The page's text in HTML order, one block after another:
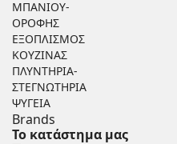
ΜΠΑΝΙΟΥ-
ΟΡΟΦΗΣ
ΕΞΟΠΛΙΣΜΟΣ
ΚΟΥΖΙΝΑΣ
ΠΛΥΝΤΗΡΙΑ-
ΣΤΕΓΝΩΤΗΡΙΑ
ΨΥΓΕΙΑ
Brands
Το κατάστημα μας